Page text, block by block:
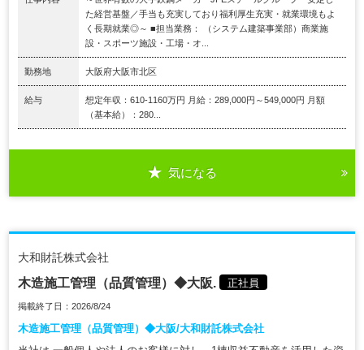
た経営基盤／手当も充実しており福利厚生充実・就業環境もよ
く長期就業◎～ ■担当業務： （システム建築事業部）商業施
設・スポーツ施設・工場・オ...
勤務地 大阪府大阪市北区
給与
想定年収：610-1160万円 月給：289,000円～549,000円 月額
（基本給）：280...
気になる
大和財託株式会社
木造施工管理（品質管理）◆大阪. 正社員
掲載終了日：2026/8/24
木造施工管理（品質管理）◆大阪/大和財託株式会社